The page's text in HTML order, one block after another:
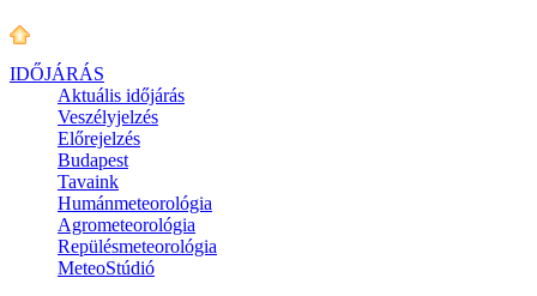
IDŐJÁRÁS
Aktuális időjárás
Veszélyjelzés
Előrejelzés
Budapest
Tavaink
Humánmeteorológia
Agrometeorológia
Repülésmeteorológia
MeteoStúdió